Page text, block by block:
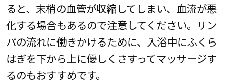
ると、末梢の血管が収縮してしまい、血流が悪
化する場合もあるので注意してください。リン
パの流れに働きかけるために、入浴中にふくら
はぎを下から上に優しくさすってマッサージす
るのもおすすめです。